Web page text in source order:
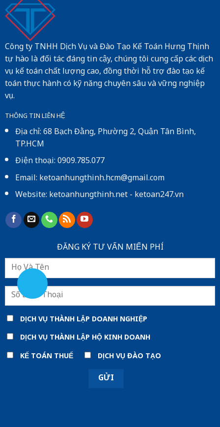
Công ty TNHH Dịch Vụ và Đào Tạo Kế Toán Hưng Thịnh
tự hào là đối tác đáng tin cậy, chúng tôi cung cấp các dịch
vụ kế toán chất lượng cao, đồng thời hỗ trợ đào tạo kế
toán thực hành có kỹ năng chuyên sâu và vững nghiệp
vụ.
THÔNG TIN LIÊN HỆ
Địa chỉ: 68 Bạch Đằng, Phường 2, Quận Tân Bình,
TP.HCM
Điện thoại: 0909.785.077
Email: ketoanhungthinh.hcm@gmail.com
Website:ketoanhungthinh.net-ketoan247.vn
ĐĂNG KÝ TƯ VẤN MIẾN PHÍ
DỊCH VỤ THÀNH LẬP DOANH NGHIỆP
DỊCH VỤ THÀNH LẬP HỘ KINH DOANH
KẾ TOÁN THUẾ
DỊCH VỤ ĐÀO TẠO